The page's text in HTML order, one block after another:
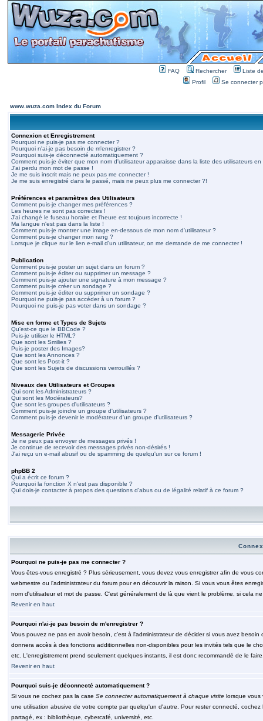
FAQ Rechercher
Liste
Profil
Se connecter
www.wuza.com Index du Forum
Connexion et Enregistrement
Pourquoi ne puis-je pas me connecter ?
Pourquoi n'ai-je pas besoin de m'enregistrer ?
Pourquoi suis-je déconnecté automatiquement ?
Comment puis-je éviter que mon nom d'utilisateur apparaisse dans la liste des utilisateurs en
J'ai perdu mon mot de passe !
Je me suis inscrit mais ne peux pas me connecter !
Je me suis enregistré dans le passé, mais ne peux plus me connecter ?!
Préférences et paramètres des Utilisateurs
Comment puis-je changer mes préférences ?
Les heures ne sont pas correctes !
J'ai changé le fuseau horaire et l'heure est toujours incorrecte !
Ma langue n'est pas dans la liste !
Comment puis-je montrer une image en-dessous de mon nom d'utilisateur ?
Comment puis-je changer mon rang ?
Lorsque je clique sur le lien e-mail d'un utilisateur, on me demande de me connecter !
Publication
Comment puis-je poster un sujet dans un forum ?
Comment puis-je éditer ou supprimer un message ?
Comment puis-je ajouter une signature à mon message ?
Comment puis-je créer un sondage ?
Comment puis-je éditer ou supprimer un sondage ?
Pourquoi ne puis-je pas accéder à un forum ?
Pourquoi ne puis-je pas voter dans un sondage ?
Mise en forme et Types de Sujets
Qu'est-ce que le BBCode ?
Puis-je utiliser le HTML?
Que sont les Smilies ?
Puis-je poster des Images?
Que sont les Annonces ?
Que sont les Post-it ?
Que sont les Sujets de discussions verrouillés ?
Niveaux des Utilisateurs et Groupes
Qui sont les Administrateurs ?
Qui sont les Modérateurs?
Que sont les groupes d'utilisateurs ?
Comment puis-je joindre un groupe d'utilisateurs ?
Comment puis-je devenir le modérateur d'un groupe d'utilisateurs ?
Messagerie Privée
Je ne peux pas envoyer de messages privés !
Je continue de recevoir des messages privés non-désirés !
J'ai reçu un e-mail abusif ou de spamming de quelqu'un sur ce forum !
phpBB 2
Qui a écrit ce forum ?
Pourquoi la fonction X n'est pas disponible ?
Qui dois-je contacter à propos des questions d'abus ou de légalité relatif à ce forum ?
Pourquoi ne puis-je pas me connecter ?
Vous êtes-vous enregistré ? Plus sérieusement, vous devez vous enregistrer afin de vous
webmestre ou l'administrateur du forum pour en découvrir la raison. Si vous vous êtes
nom d'utilisateur et mot de passe. C'est généralement de là que vient le problème, si cela
Revenir en haut
Pourquoi n'ai-je pas besoin de m'enregistrer ?
Vous pouvez ne pas en avoir besoin, c'est à l'administrateur de décider si vous avez
donnera accès à des fonctions additionnelles non-disponibles pour les invités tels que le
etc. L'enregistrement prend seulement quelques instants, il est donc recommandé de le
Revenir en haut
Pourquoi suis-je déconnecté automatiquement ?
Si vous ne cochez pas la case Se connecter automatiquement à chaque visitelorsque vous
une utilisation abusive de votre compte par quelqu'un d'autre. Pour rester connecté,
partagé, ex : bibliothèque, cybercafé, université, etc.